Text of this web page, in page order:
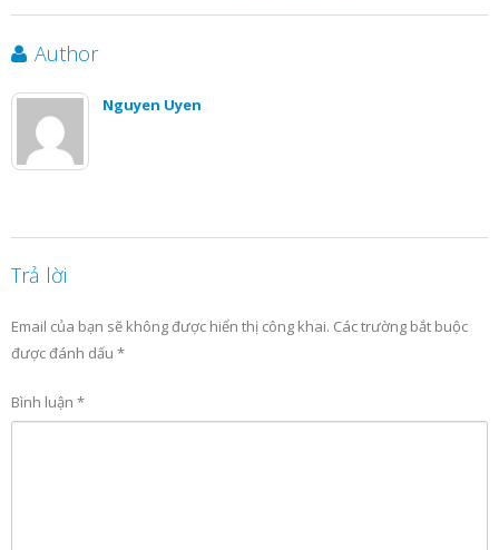
Author
Nguyen Uyen
Trả lời
Email của bạn sẽ không được hiển thị công khai. Các trường bắt buộc
được đánh dấu *
Bình luận *